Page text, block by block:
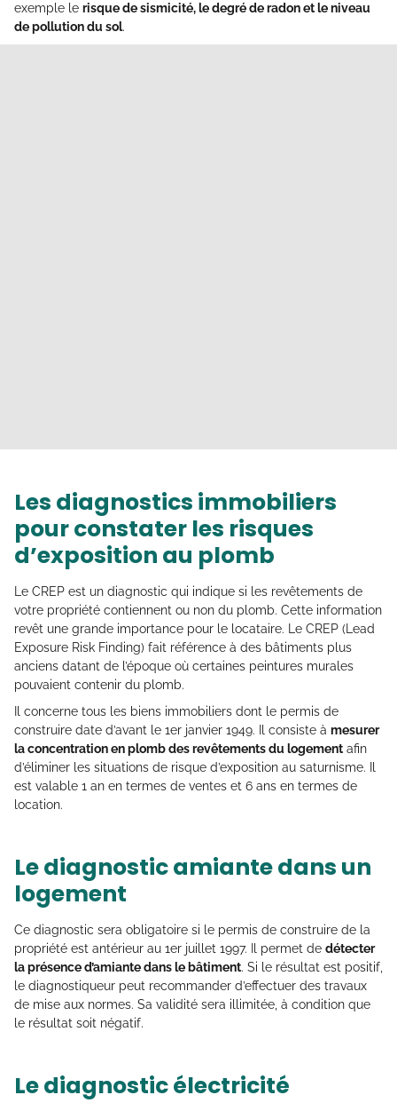
exemple le risque de sismicité, le degré de radon et le niveau
de pollution du sol.
Les diagnostics immobiliers
pour constater les risques
d’exposition au plomb
Le CREP est un diagnostic qui indique si les revêtements de
votre propriété contiennent ou non du plomb. Cette information
revêt une grande importance pour le locataire. Le CREP (Lead
Exposure Risk Finding) fait référence à des bâtiments plus
anciens datant de l’époque où certaines peintures murales
pouvaient contenir du plomb.
Il concerne tous les biens immobiliers dont le permis de
construire date d’avant le 1er janvier 1949. Il consiste à mesurer
la concentration en plomb des revêtements du logementafin
d’éliminer les situations de risque d’exposition au saturnisme. Il
est valable 1 an en termes de ventes et 6 ans en termes de
location.
Le diagnostic amiante dans un
logement
Ce diagnostic sera obligatoire si le permis de construire de la
propriété est antérieur au 1er juillet 1997. Il permet de détecter
la présence d’amiante dans le bâtiment. Si le résultat est positif,
le diagnostiqueur peut recommander d’effectuer des travaux
de mise aux normes. Sa validité sera illimitée, à condition que
le résultat soit négatif.
Le diagnostic électricité